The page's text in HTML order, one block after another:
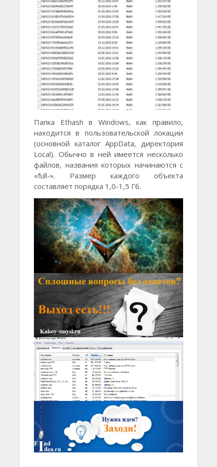
Папка Ethash в Windows, как правило,
находится в пользовательской локации
(основной каталог AppData, директория
Local). Обычно в ней имеется несколько
файлов, названия которых начинаются с
«full-». Размер каждого объекта
составляет порядка 1,0-1,5 Гб.